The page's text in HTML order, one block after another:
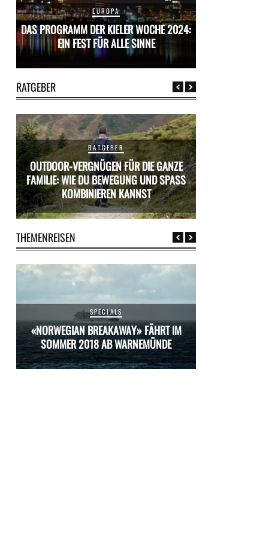
EUROPA
DAS PROGRAMM DER KIELER WOCHE 2024:
EIN FEST FÜR ALLE SINNE
RATGEBER
RATGEBER
OUTDOOR-VERGNÜGEN FÜR DIE GANZE
FAMILIE: WIE DU BEWEGUNG UND SPASS K
OMBINIEREN KANNST
THEMENREISEN
SPECIALS
«NORWEGIAN BREAKAWAY» FÄHRT IM
SOMMER 2018 AB WARNEMÜNDE